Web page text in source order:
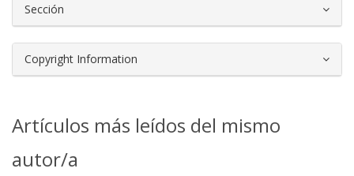
Sección
Copyright Information
Artículos más leídos del mismo
autor/a